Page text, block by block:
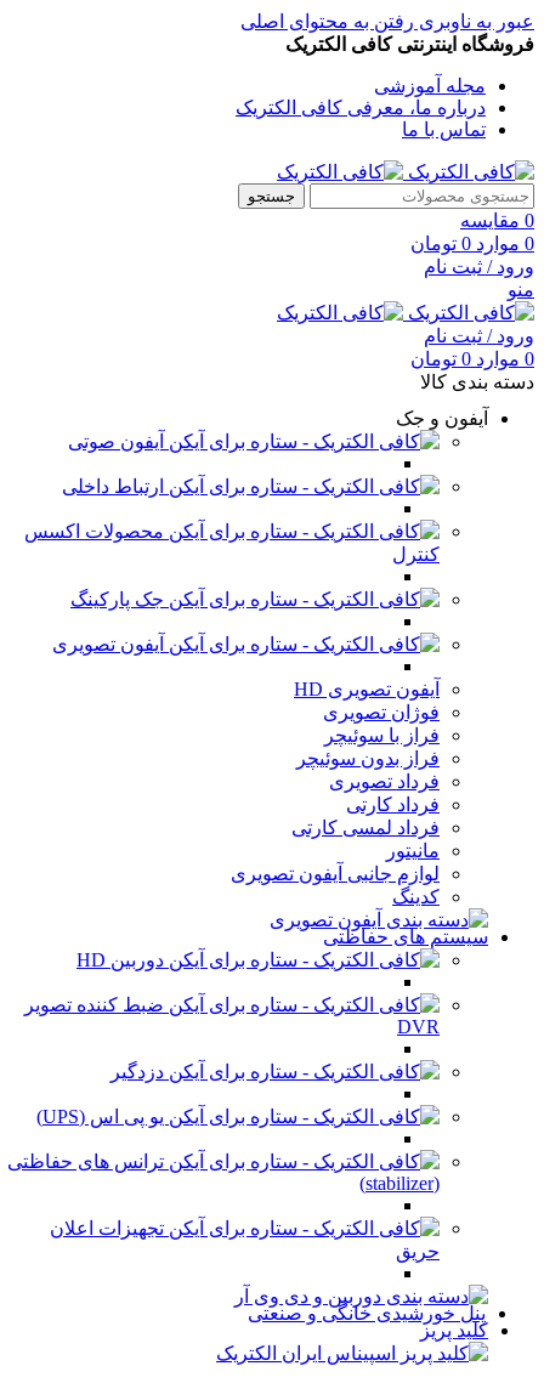
عبور به ناوبری رفتن به محتوای اصلی
فروشگاه اینترنتی کافی الکتریک
مجله آموزشی
درباره ما، معرفی کافی الکتریک
تماس با ما
جستجو
0 مقایسه
0 موارد 0 تومان
ورود / ثبت نام
منو
ورود / ثبت نام
0 موارد 0 تومان
دسته بندی کالا
آیفون و جک
آیفون صوتی
ارتباط داخلی
محصولات اکسس
کنترل
جک پارکینگ
آیفون تصویری
آیفون تصویری HD
فوژان تصویری
فراز با سوئیچر
فراز بدون سوئیچر
فرداد تصویری
فرداد کارتی
فرداد لمسی کارتی
مانیتور
لوازم جانبی آیفون تصویری
کدینگ
سیستم های حفاظتی
دوربین HD
ضبط کننده تصویر
DVR
دزدگیر
یو پی اس (UPS)
ترانس های حفاظتی
(stabilizer)
تجهیزات اعلان
حریق
پنل خورشیدی خانگی و صنعتی
کلید پریز